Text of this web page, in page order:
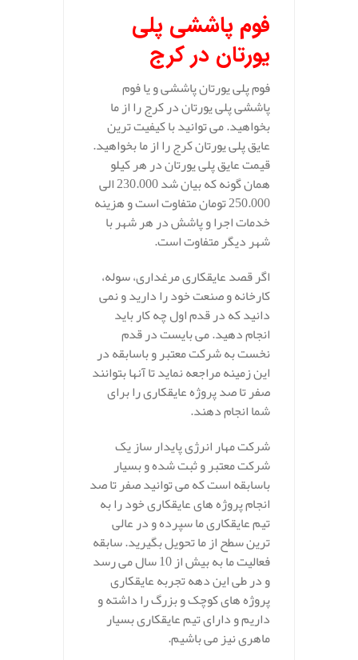
فوم پاششی پلی
یورتان در کرج
فوم پلی یورتان پاششی و یا فوم
پاششی پلی یورتان در کرج را از ما
بخواهید. می توانید با کیفیت ترین
عایق پلی یورتان کرج را از ما بخواهید.
قیمت عایق پلی یورتان در هر کیلو
همان گونه که بیان شد 230.000 الی
250.000 تومان متفاوت است و هزینه
خدمات اجرا و پاشش در هر شهر با
شهر دیگر متفاوت است.
اگر قصد عایقکاری مرغداری، سوله،
کارخانه و صنعت خود را دارید و نمی
دانید که در قدم اول چه کار باید
انجام دهید. می بایست در قدم
نخست به شرکت معتبر و باسابقه در
این زمینه مراجعه نماید تا آنها بتوانند
صفر تا صد پروژه عایقکاری را برای
شما انجام دهند.
شرکت مهار انرژی پایدار ساز یک
شرکت معتبر و ثبت شده و بسیار
باسابقه است که می توانید صفر تا صد
انجام پروژه های عایقکاری خود را به
تیم عایقکاری ما سپرده و در عالی
ترین سطح از ما تحویل بگیرید. سابقه
فعالیت ما به بیش از 10 سال می رسد
و در طی این دهه تجربه عایقکاری
پروژه های کوچک و بزرگ را داشته و
داریم و دارای تیم عایقکاری بسیار
ماهری نیز می باشیم.